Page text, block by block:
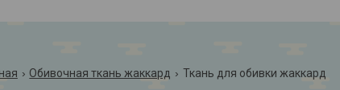
Обивочная ткань жаккард Ткань для обивки жаккард